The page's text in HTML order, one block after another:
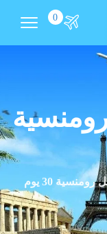
0
30 يوم